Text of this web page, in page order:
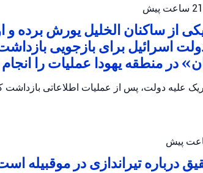
21 ساعت پیش
از ساکنان الخلیل یورش برده و
اسرائیل برای بازجویی
در منطقه یهودا عملیات را انجام
علیه دولت، پس از عملیات اطلاعاتی بازداشت
درباره تیراندازی در موقبیله